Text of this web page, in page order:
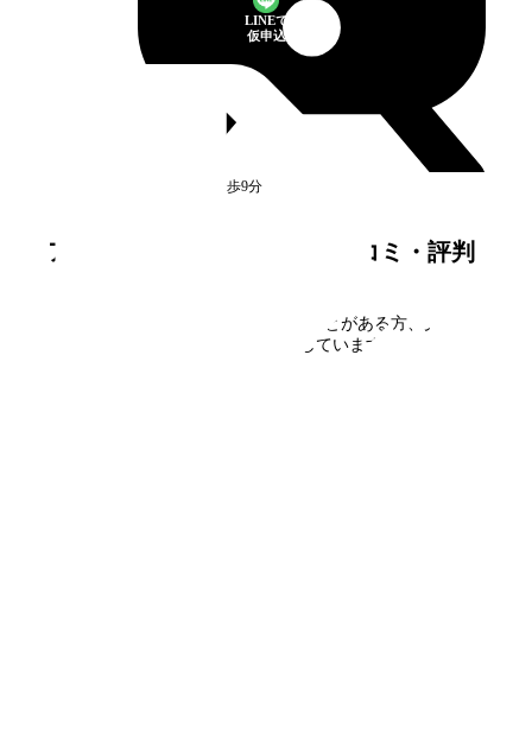
徒歩9分
アーバンライフ東新小岩 の口コミ・評判
に住んだことがある方、見学さ
れた方の口コミを募集しています。
LINEで
仮申込